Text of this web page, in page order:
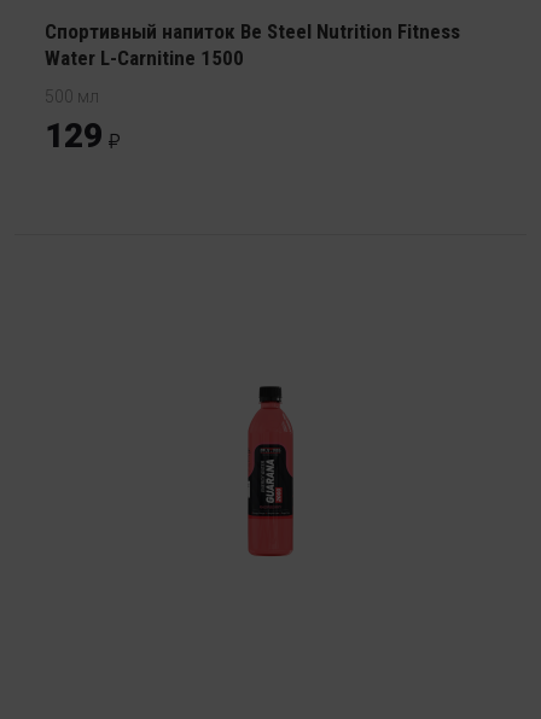
Спортивный напиток Be Steel Nutrition Fitness
Water L-Carnitine 1500
500 мл
129